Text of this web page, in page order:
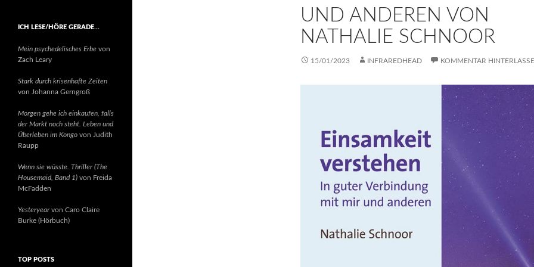
UND ANDEREN VON
NATHALIE SCHNOOR
15/01/2023 INFRAREDHEAD KOMMENTAR
ICH LESE/HÖRE GERADE…
Mein psychedelisches Erbe von
Zach Leary
Stark durch krisenhafte Zeiten
von Johanna Gerngroß
Morgen gehe ich einkaufen, falls
der Markt noch steht. Leben und
Überleben im Kongo von Judith
Raupp
Wenn sie wüsste. Thriller (The
Housemaid, Band 1) von Freida
McFadden
Yesteryearvon Caro Claire
Burke (Hörbuch)
TOP POSTS